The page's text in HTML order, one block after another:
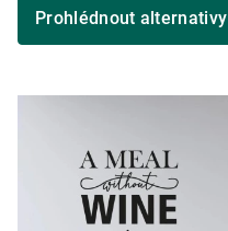
Prohlédnout alternativy